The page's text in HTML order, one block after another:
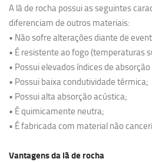
A lã de rocha possui as seguintes
diferenciam de outros materiais:
• Não sofre alterações diante de
• É resistente ao fogo (temperaturas
• Possui elevados índices de
• Possui baixa condutividade térmica;
• Possui alta absorção acústica;
• É quimicamente neutra;
• É fabricada com material não
Vantagens da lã de rocha